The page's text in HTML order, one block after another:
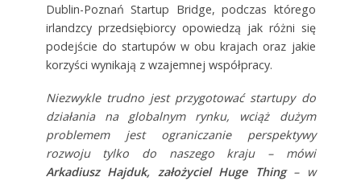
Dublin-Poznań Startup Bridge, podczas którego
irlandzcy przedsiębiorcy opowiedzą jak różni się
podejście do startupów w obu krajach oraz jakie
korzyści wynikają z wzajemnej współpracy.
Niezwykle trudno jest przygotować startupy do
działania na globalnym rynku, wciąż dużym
problemem jest ograniczanie perspektywy
rozwoju tylko do naszego kraju – mówi
Arkadiusz Hajduk, założyciel Huge Thing– w